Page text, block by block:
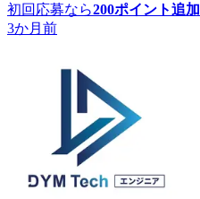
初回応募なら200ポイント追加
3か月前